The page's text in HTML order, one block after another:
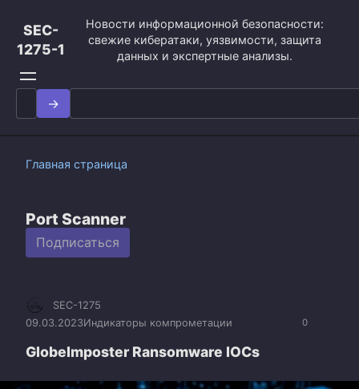
контенту
SEC-
1275-1
Новости информационной безопасности:
свежие кибератаки, уязвимости, защита
данных и экспертные анализы.
Search
for:
Главная страница
Port Scanner
Подписаться
0
SEC-1275
09.03.2023Индикаторы компрометации
GlobeImposter Ransomware IOCs